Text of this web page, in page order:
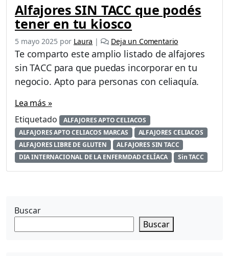
Alfajores SIN TACC que podés
tener en tu kiosco
5 mayo 2025 por Laura | Deja un Comentario
Te comparto este amplio listado de alfajores
sin TACC para que puedas incorporar en tu
negocio. Apto para personas con celiaquía.
Lea más »
Etiquetado
ALFAJORES APTO CELIACOS
ALFAJORES APTO CELIACOS MARCAS
ALFAJORES CELIACOS
ALFAJORES LIBRE DE GLUTEN
ALFAJORES SIN TACC
DIA INTERNACIONAL DE LA ENFERMDAD CELÍACA
Sin TACC
Buscar
Buscar